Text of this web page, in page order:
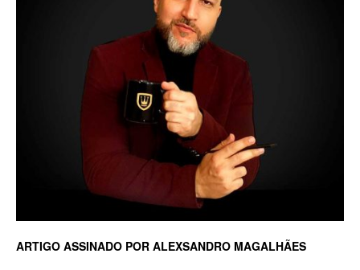
Premium
e
Luxo
ARTIGO ASSINADO POR ALEXSANDRO MAGALHÃES